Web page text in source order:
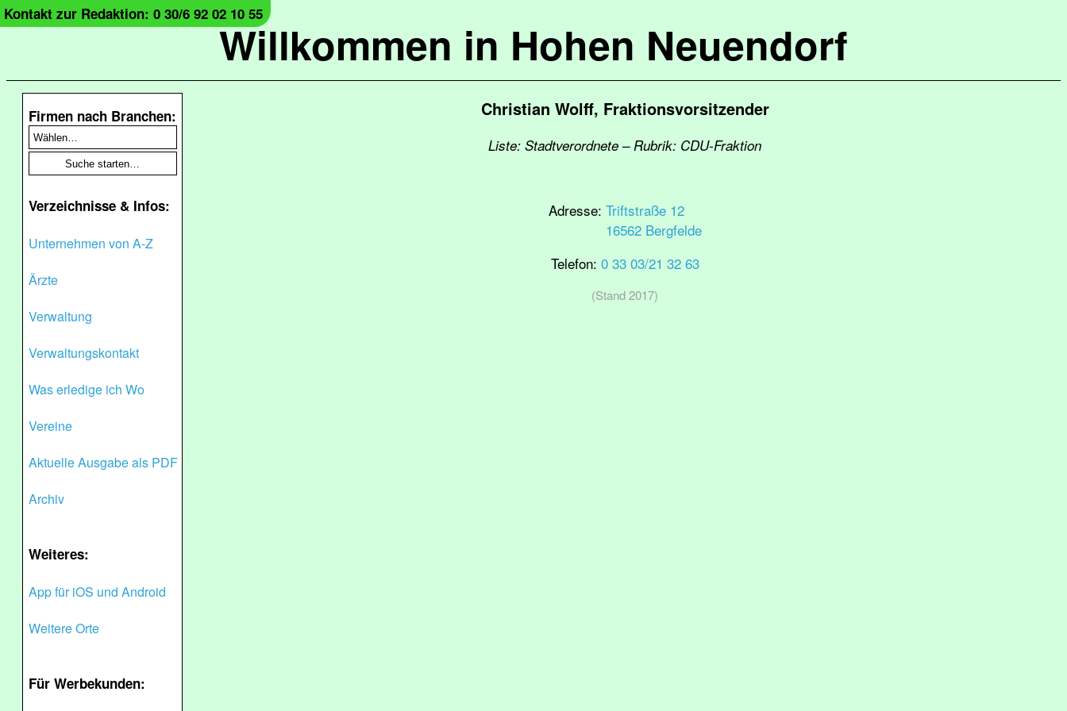
Willkommen in Hohen Neuendorf
Kontakt zur Redaktion: 0 30/6 92 02 10 55
Firmen nach Branchen:
Verzeichnisse & Infos:
Unternehmen von A-Z
Ärzte
Verwaltung
Verwaltungskontakt
Was erledige ich Wo
Vereine
Aktuelle Ausgabe als PDF
Archiv
Weiteres:
App für iOS und Android
Weitere Orte
Für Werbekunden:
Christian Wolff, Fraktionsvorsitzender
Liste: Stadtverordnete – Rubrik: CDU-Fraktion
Adresse: Triftstraße 12
16562 Bergfelde
Telefon: 0 33 03/21 32 63
(Stand 2017)